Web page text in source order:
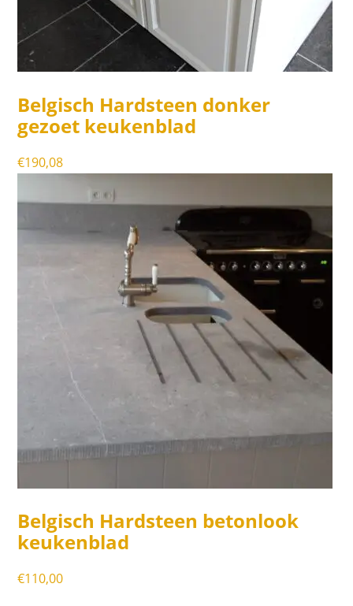
Belgisch Hardsteen donker
gezoet keukenblad
€190,08
Belgisch Hardsteen betonlook
keukenblad
€110,00